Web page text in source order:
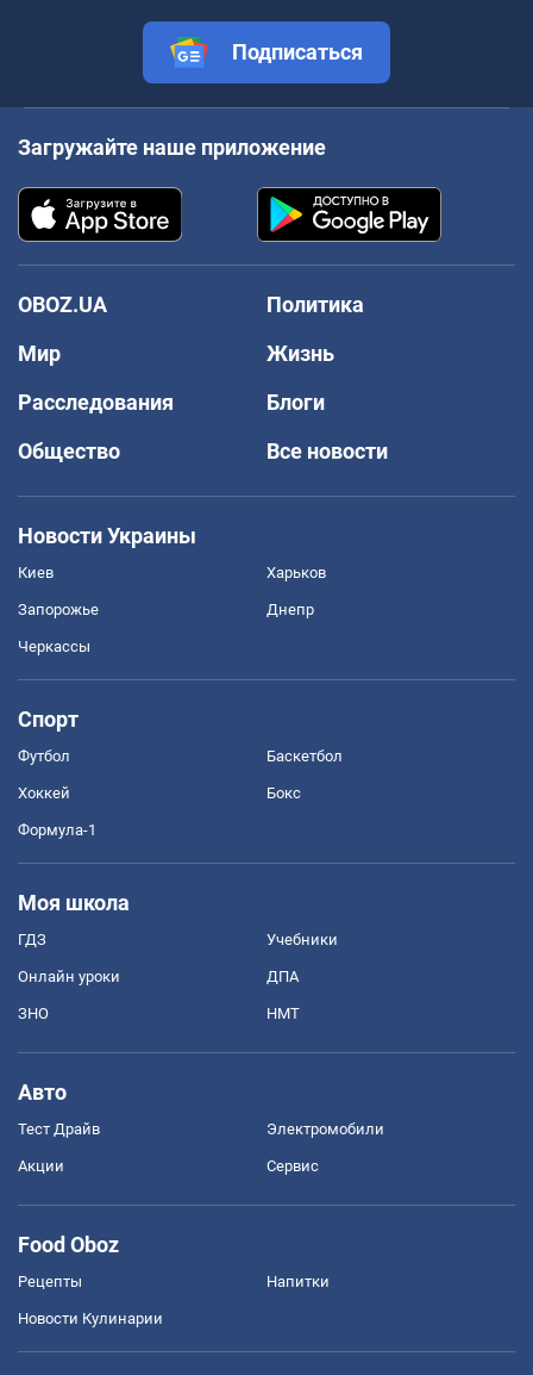
Подписаться
Загружайте наше приложение
OBOZ.UA
Политика
Мир
Жизнь
Расследования
Блоги
Общество
Все новости
Новости Украины
Киев Харьков
Запорожье Днепр
Черкассы
Спорт
Футбол Баскетбол
Хоккей Бокс
Формула-1
Моя школа
ГДЗ Учебники
Онлайн уроки ДПА
ЗНО НМТ
Авто
Тест Драйв Электромобили
Акции Сервис
Food Oboz
Рецепты Напитки
Новости Кулинарии